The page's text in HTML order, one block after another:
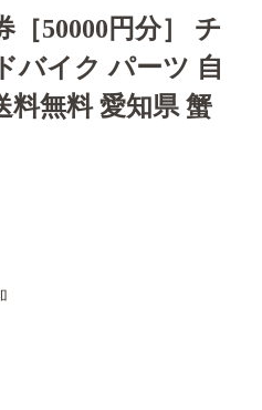
50000円分］ チ
バイク パーツ 自
料無料 愛知県 蟹